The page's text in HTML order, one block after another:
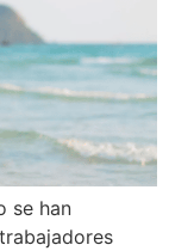
se han